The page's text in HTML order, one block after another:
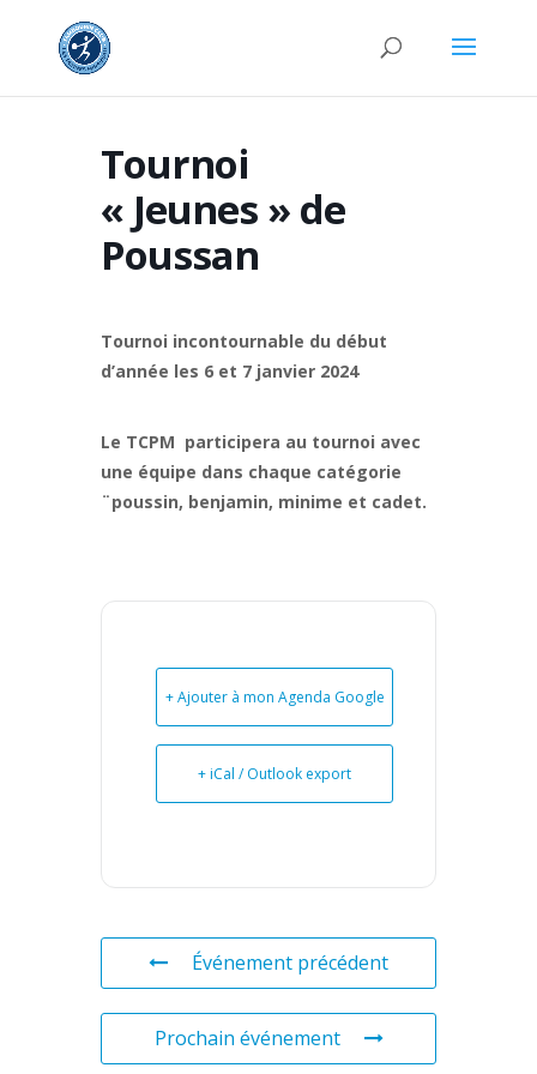
Tournoi
« Jeunes » de
Poussan
Tournoi incontournable du début
d’année les 6 et 7 janvier 2024
Le TCPM participera au tournoi avec
une équipe dans chaque catégorie
¨poussin, benjamin, minime et cadet.
+ Ajouter à mon Agenda Google
+ iCal / Outlook export
Événement précédent
Prochain événement